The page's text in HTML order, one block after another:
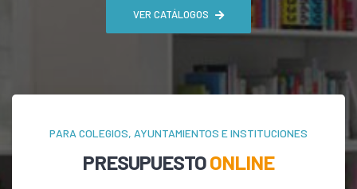
VER CATÁLOGOS
PARA COLEGIOS, AYUNTAMIENTOS E INSTITUCIONES
PRESUPUESTOONLINE